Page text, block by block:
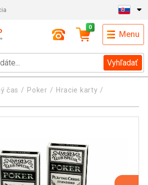
Vyhľadať
0
Menu
čas Poker
Hracie karty